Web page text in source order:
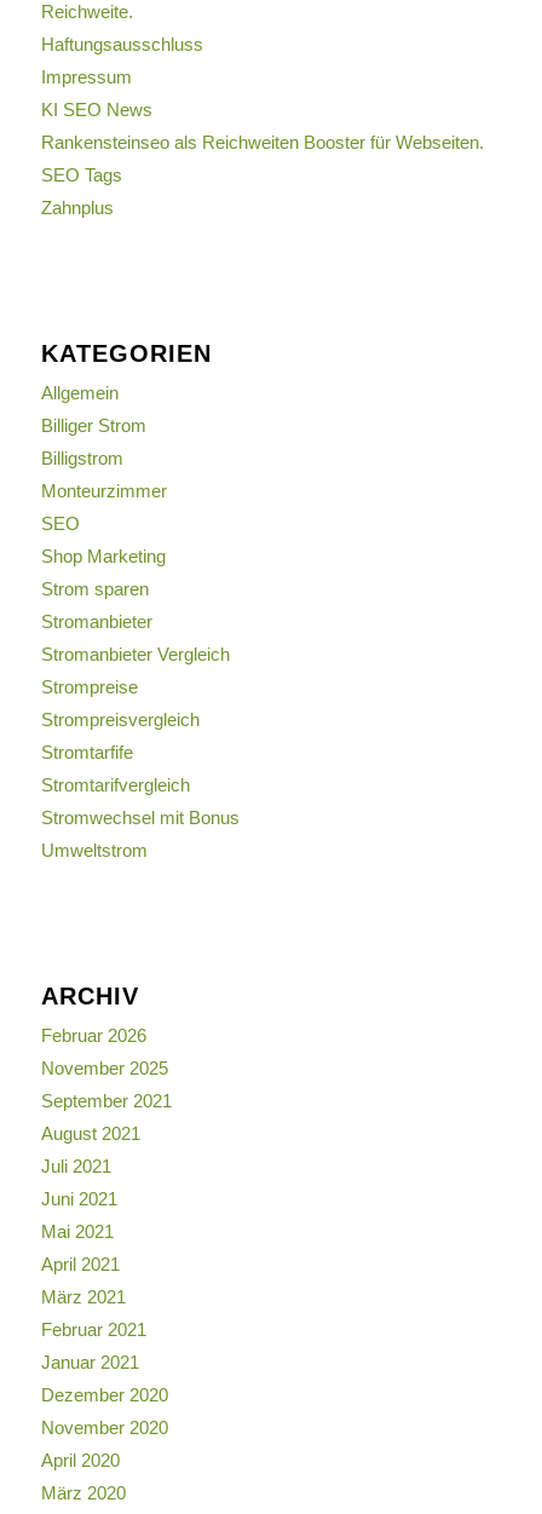
Reichweite.
Haftungsausschluss
Impressum
KI SEO News
Rankensteinseo als Reichweiten Booster für Webseiten.
SEO Tags
Zahnplus
KATEGORIEN
Allgemein
Billiger Strom
Billigstrom
Monteurzimmer
SEO
Shop Marketing
Strom sparen
Stromanbieter
Stromanbieter Vergleich
Strompreise
Strompreisvergleich
Stromtarfife
Stromtarifvergleich
Stromwechsel mit Bonus
Umweltstrom
ARCHIV
Februar 2026
November 2025
September 2021
August 2021
Juli 2021
Juni 2021
Mai 2021
April 2021
März 2021
Februar 2021
Januar 2021
Dezember 2020
November 2020
April 2020
März 2020